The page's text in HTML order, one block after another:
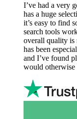
I’ve had a very
has a huge
it’s easy to find
search tools
overall quality is
has been
and I’ve found
would otherwise